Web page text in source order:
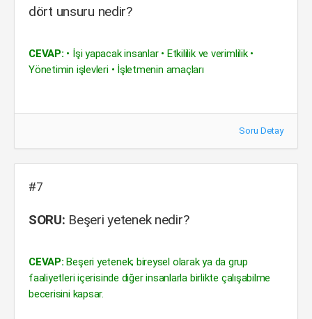
dört unsuru nedir?
CEVAP: • İşi yapacak insanlar • Etkililik ve verimlilik •
Yönetimin işlevleri • İşletmenin amaçları
Soru Detay
#7
SORU: Beşeri yetenek nedir?
CEVAP: Beşeri yetenek; bireysel olarak ya da grup
faaliyetleri içerisinde diğer insanlarla birlikte çalışabilme
becerisini kapsar.